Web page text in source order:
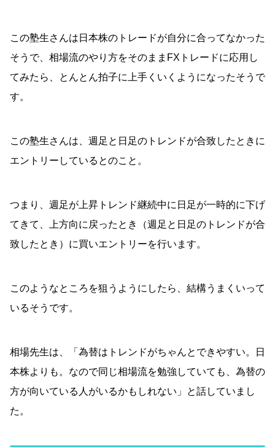
この塾生さんは日本株のトレードが自分に合ってなかった
そうで、相場流のやり方をそのままFXトレードに応用し
てみたら、とんとん拍子に上手くいくようになったそうで
す。
この塾生さんは、週足と日足のトレンドが合致したときに
エントリーしているとのこと。
つまり、週足が上昇トレンド継続中に日足が一時的に下げ
てきて、上方向に戻ったとき（週足と日足のトレンドが合
致したとき）に買いエントリーを行います。
このようなところを狙うようにしたら、結構うまくいって
いるそうです。
相場先生は、「為替はトレンドがちゃんとできやすい。日
本株よりも。なので同じ相場流を勉強していても、為替の
方が向いている人がいるかもしれない」と話していまし
た。